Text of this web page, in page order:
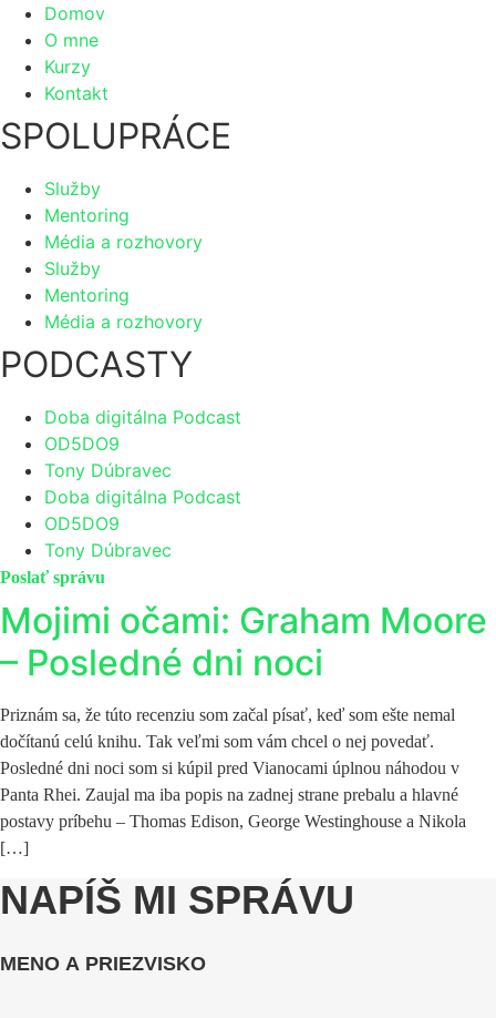
Domov
O mne
Kurzy
Kontakt
SPOLUPRÁCE
Služby
Mentoring
Média a rozhovory
Služby
Mentoring
Média a rozhovory
PODCASTY
Doba digitálna Podcast
OD5DO9
Tony Dúbravec
Doba digitálna Podcast
OD5DO9
Tony Dúbravec
Poslať správu
Mojimi očami: Graham Moore
– Posledné dni noci
Priznám sa, že túto recenziu som začal písať, keď som ešte nemal
dočítanú celú knihu. Tak veľmi som vám chcel o nej povedať.
Posledné dni noci som si kúpil pred Vianocami úplnou náhodou v
Panta Rhei. Zaujal ma iba popis na zadnej strane prebalu a hlavné
postavy príbehu – Thomas Edison, George Westinghouse a Nikola
[…]
NAPÍŠ MI SPRÁVU
MENO A PRIEZVISKO